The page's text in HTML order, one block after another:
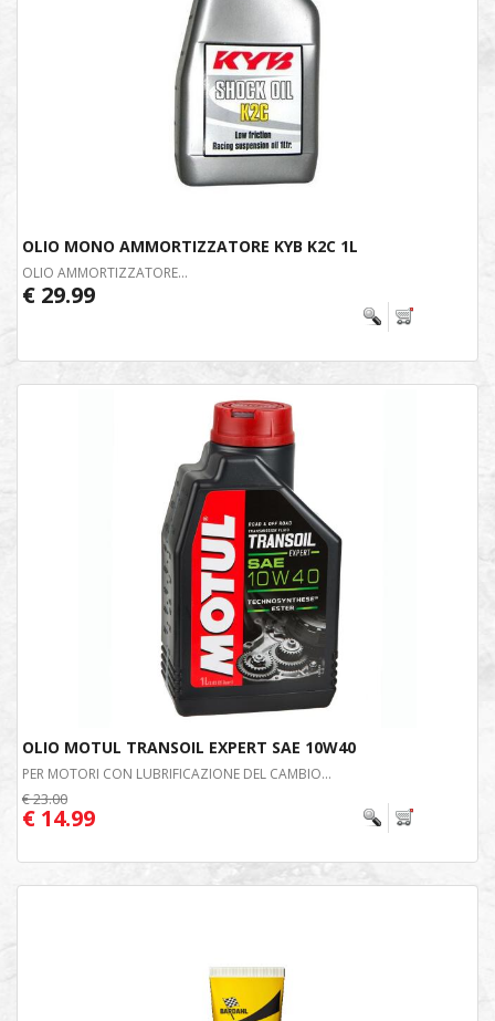
OLIO MONO AMMORTIZZATORE KYB K2C 1L
OLIO AMMORTIZZATORE...
€ 29.99
OLIO MOTUL TRANSOIL EXPERT SAE 10W40
PER MOTORI CON LUBRIFICAZIONE DEL CAMBIO...
€ 23.00
€ 14.99